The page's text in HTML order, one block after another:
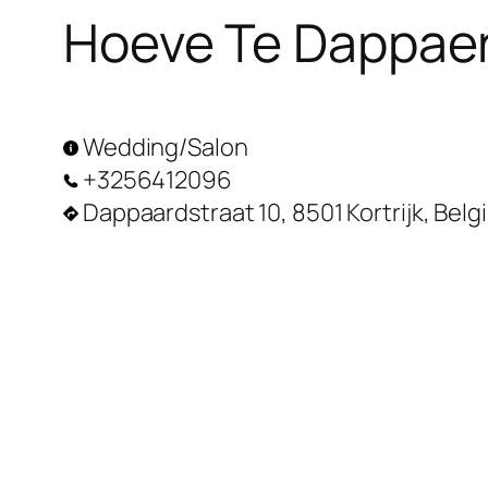
Hoeve Te
Wedding/Salon
+3256412096
Dappaardstraat 10, 8501 Kortrijk,